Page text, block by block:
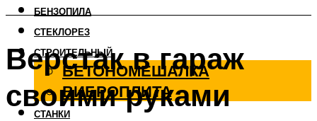
БЕНЗОПИЛА
СТЕКЛОРЕЗ
СТРОИТЕЛЬНЫЙ
БЕТОНОМЕШАЛКА
ВИБРОПЛИТА
СТАНКИ
Верстак в гараж
своими руками